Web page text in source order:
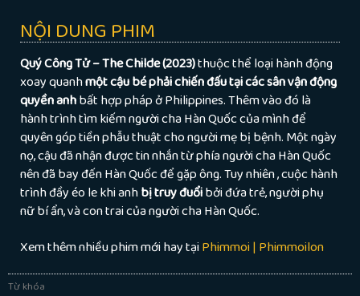
NỘI DUNG PHIM
Quý Công Tử – The Childe (2023)thuộc thể loại hành động
xoay quanhmột cậu bé phải chiến đấu tại các sân vận động
quyền anhbất hợp pháp ở Philippines. Thêm vào đó là
hành trình tìm kiếm người cha Hàn Quốc của mình để
quyên góp tiền phẫu thuật cho người mẹ bị bệnh. Một ngày
nọ, cậu đã nhận được tin nhắn từ phía người cha Hàn Quốc
nên đã bay đến Hàn Quốc để gặp ông. Tuy nhiên , cuộc hành
trình đầy éo le khi anhbị truy đuổibởi đứa trẻ, người phụ
nữ bí ẩn, và con trai của người cha Hàn Quốc.
Xem thêm nhiều phim mới hay tạiPhimmoi | Phimmoilon
Từ khóa